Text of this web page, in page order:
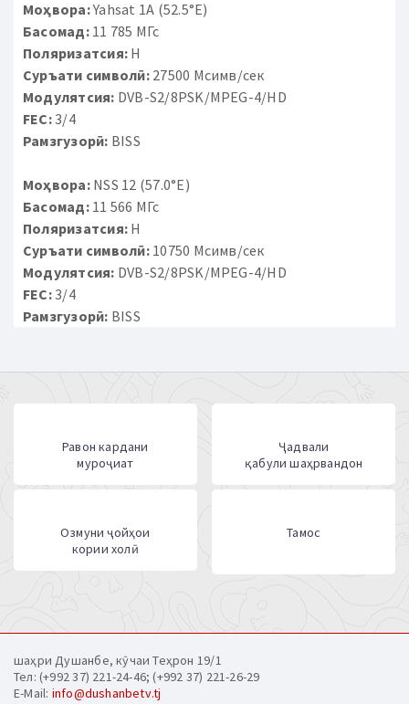
Моҳвора:Yahsat 1A (52.5°E)
Басомад:11 785 МГс
Поляризатсия: H
Суръати символӣ:27500 Мсимв/сек
Модулятсия: DVB-S2/8PSK/MPEG-4/HD
FEC:3/4
Рамзгузорӣ: BISS
Моҳвора:NSS 12 (57.0°E)
Басомад:11 566 МГс
Поляризатсия: H
Суръати символӣ:10750 Мсимв/сек
Модулятсия: DVB-S2/8PSK/MPEG-4/HD
FEC:3/4
Рамзгузорӣ: BISS
Равон кардани
муроҷиат
Ҷадвали
қабули шаҳрвандон
Озмуни ҷойҳои
кории холӣ
Тамос
шаҳри Душанбе, кӯчаи Теҳрон 19/1
Тел: (+992 37) 221-24-46; (+992 37) 221-26-29
E-Mail: info@dushanbetv.tj